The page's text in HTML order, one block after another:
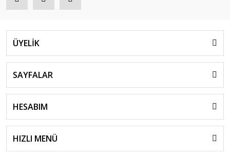
ÜYELİK
SAYFALAR
HESABIM
HIZLI MENÜ